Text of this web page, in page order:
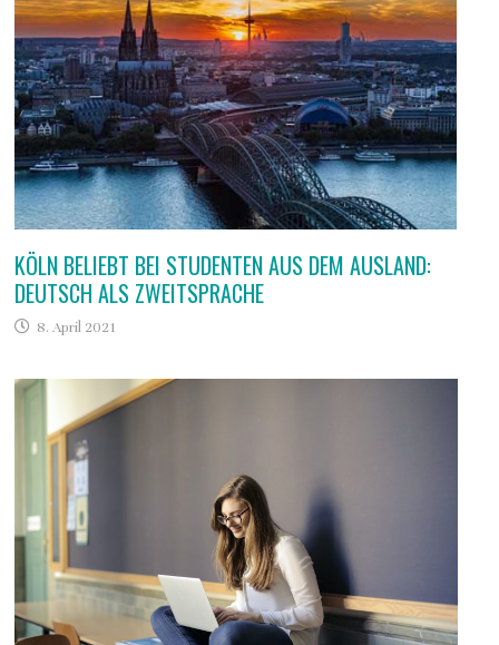
KÖLN BELIEBT BEI STUDENTEN AUS DEM AUSLAND:
DEUTSCH ALS ZWEITSPRACHE
8. April 2021